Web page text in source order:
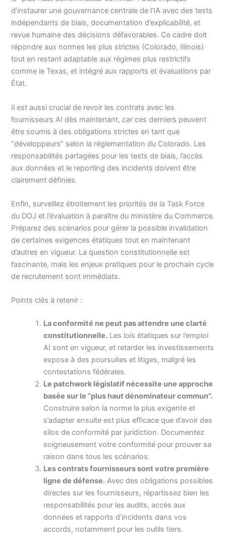
d’instaurer une gouvernance centrale de l’IA avec des tests
indépendants de biais, documentation d’explicabilité, et
revue humaine des décisions défavorables. Ce cadre doit
répondre aux normes les plus strictes (Colorado, Illinois)
tout en restant adaptable aux régimes plus restrictifs
comme le Texas, et intégré aux rapports et évaluations par
État.
Il est aussi crucial de revoir les contrats avec les
fournisseurs AI dès maintenant, car ces derniers peuvent
être soumis à des obligations strictes en tant que
“développeurs” selon la réglementation du Colorado. Les
responsabilités partagées pour les tests de biais, l’accès
aux données et le reporting des incidents doivent être
clairement définies.
Enfin, surveillez étroitement les priorités de la Task Force
du DOJ et l’évaluation à paraître du ministère du Commerce.
Préparez des scénarios pour gérer la possible invalidation
de certaines exigences étatiques tout en maintenant
d’autres en vigueur. La question constitutionnelle est
fascinante, mais les enjeux pratiques pour le prochain cycle
de recrutement sont immédiats.
Points clés à retenir :
La conformité ne peut pas attendre une clarté
constitutionnelle. Les lois étatiques sur l’emploi
AI sont en vigueur, et retarder les investissements
expose à des poursuites et litiges, malgré les
contestations fédérales.
Le patchwork législatif nécessite une approche
basée sur le “plus haut dénominateur commun”.
Construire selon la norme la plus exigente et
s’adapter ensuite est plus efficace que d’avoir des
silos de conformité par juridiction. Documentez
soigneusement votre conformité pour prouver sa
raison dans tous les scénarios.
Les contrats fournisseurs sont votre première
ligne de défense. Avec des obligations possibles
directes sur les fournisseurs, répartissez bien les
responsabilités pour les audits, accès aux
données et rapports d’incidents dans vos
accords, notamment pour les outils tiers.